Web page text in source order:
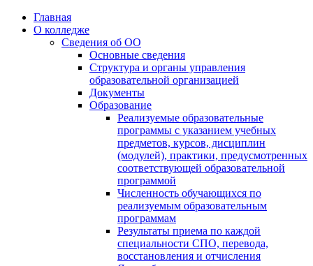
Главная
О колледже
Сведения об ОО
Основные сведения
Структура и органы управления
образовательной организацией
Документы
Образование
Реализуемые образовательные
программы с указанием учебных
предметов, курсов, дисциплин
(модулей), практики, предусмотренных
соответствующей образовательной
программой
Численность обучающихся по
реализуемым образовательным
программам
Результаты приема по каждой
специальности СПО, перевода,
восстановления и отчисления